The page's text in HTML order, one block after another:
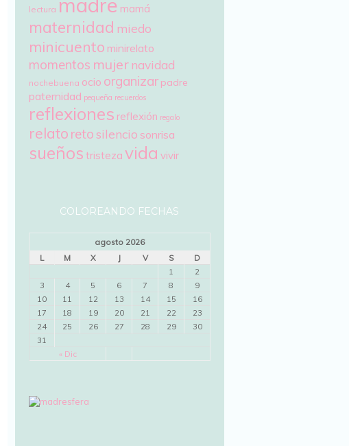
lectura mamá
maternidad miedo
minicuento minirelato
momentos mujernavidad
nochebuena ocio organizar padre
paternidad pequeña recuerdos
reflexiones reflexión regalo
relato retosilencio sonrisa
sueños tristeza vida vivir
COLOREANDO FECHAS
agosto 2026
L
M X J V S D
« Dic
1
2
3
4 5 6 7 8
9
10
11 12 13 14 15
16
17
18 19 20 21 22
23
24
25 26 27 28 29
30
31